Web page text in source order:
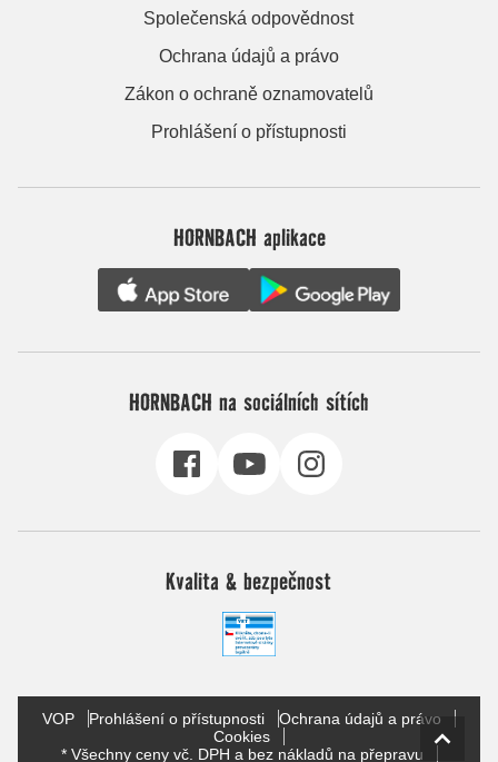
Společenská odpovědnost
Ochrana údajů a právo
Zákon o ochraně oznamovatelů
Prohlášení o přístupnosti
HORNBACH aplikace
HORNBACH na sociálních sítích
Kvalita & bezpečnost
VOP Prohlášení o přístupnosti
Ochrana údajů a právo
Cookies
* Všechny ceny vč. DPH a bez nákladů na přepravu